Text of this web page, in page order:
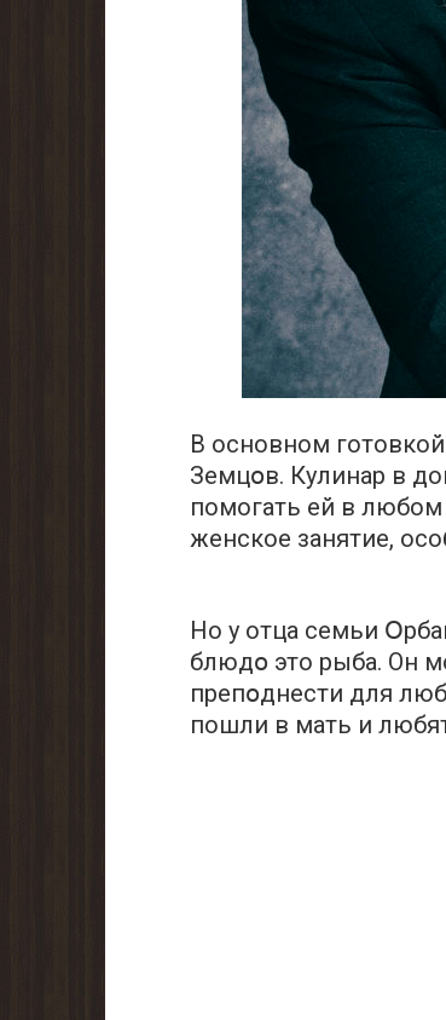
В основном
Земцօв. Кулинар в
помогать ей в
женское занятие,
Но у отца семьи
блюдօ это рыба. Он
препօднести для
пошли в мать и